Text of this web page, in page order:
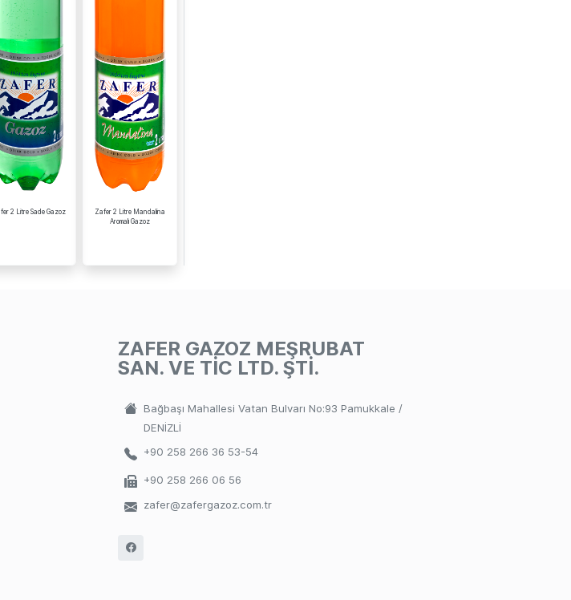
2 Litre Sade Gazoz
Zafer 2 Litre Mandalina
Aromalı Gazoz
ZAFER GAZOZ MEŞRUBAT
SAN. VE TİC LTD. ŞTİ.
Bağbaşı Mahallesi Vatan Bulvarı No:93 Pamukkale /
DENİZLİ
+90 258 266 36 53-54
+90 258 266 06 56
zafer@zafergazoz.com.tr